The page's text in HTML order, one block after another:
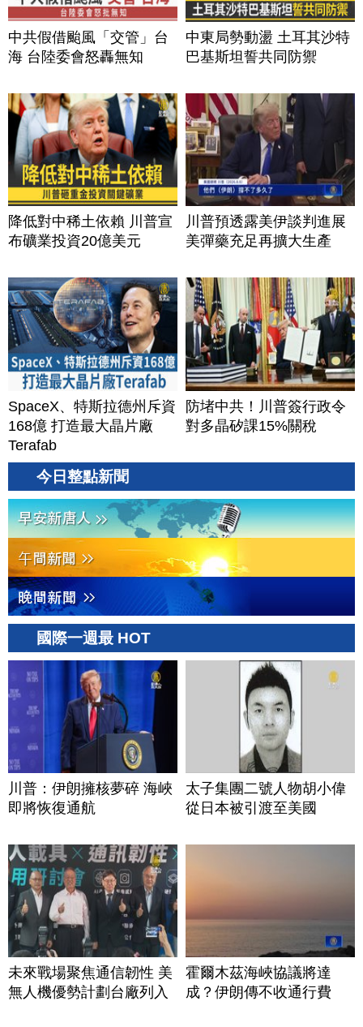
中共假借颱風「交管」台
海 台陸委會怒轟無知
中東局勢動盪 土耳其沙特
巴基斯坦誓共同防禦
降低對中稀土依賴 川普宣
布礦業投資20億美元
川普預透露美伊談判進展
美彈藥充足再擴大生產
SpaceX、特斯拉德州斥資
168億 打造最大晶片廠
Terafab
防堵中共！川普簽行政令
對多晶矽課15%關稅
今日整點新聞
國際一週最 HOT
川普：伊朗擁核夢碎 海峽
即將恢復通航
太子集團二號人物胡小偉
從日本被引渡至美國
未來戰場聚焦通信韌性 美
無人機優勢計劃台廠列入
霍爾木茲海峽協議將達
成？伊朗傳不收通行費